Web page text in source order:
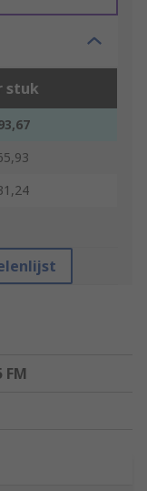
stuk
FM